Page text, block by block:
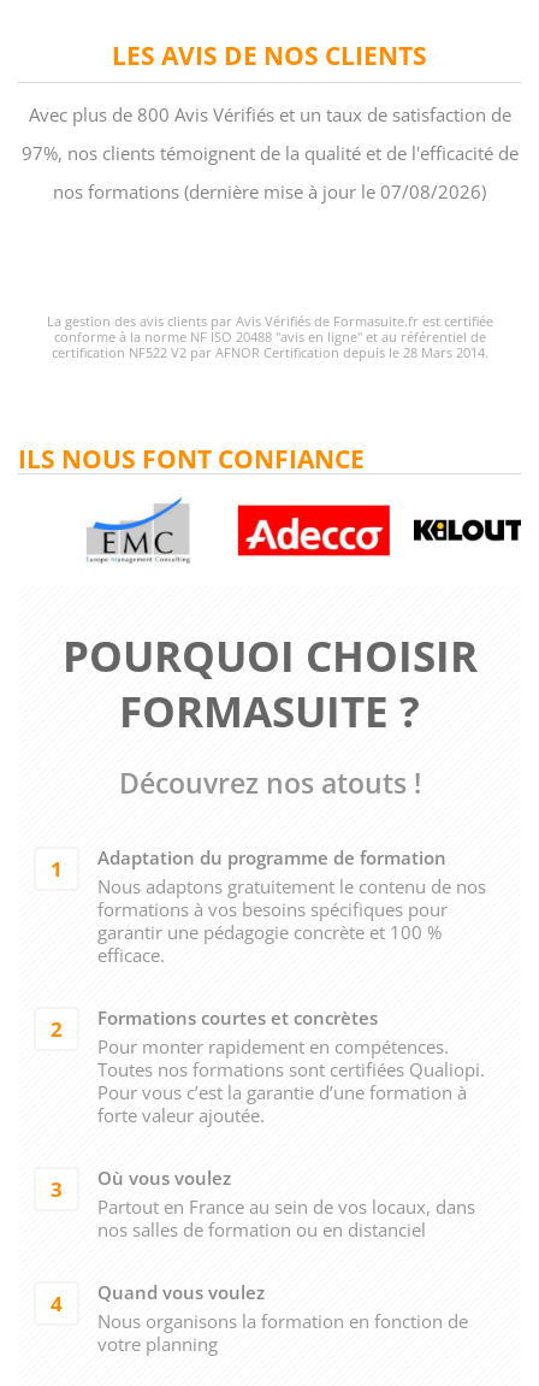
LES AVIS DE NOS CLIENTS
Avec plus de 800 Avis Vérifiés et un taux de satisfaction de
97%, nos clients témoignent de la qualité et de l'efficacité de
nos formations (dernière mise à jour le 07/08/2026)
La gestion des avis clients par Avis Vérifiés de Formasuite.fr est certifiée
conforme à la norme NF ISO 20488 "avis en ligne" et au référentiel de
certification NF522 V2 par AFNOR Certification depuis le 28 Mars 2014.
POURQUOI CHOISIR
FORMASUITE ?
Découvrez nos atouts !
1
Adaptation du programme de formation
Nous adaptons gratuitement le contenu de nos
formations à vos besoins spécifiques pour
garantir une pédagogie concrète et 100 %
efficace.
2
Formations courtes et concrètes
Pour monter rapidement en compétences.
Toutes nos formations sont certifiées Qualiopi.
Pour vous c’est la garantie d’une formation à
forte valeur ajoutée.
3
Où vous voulez
Partout en France au sein de vos locaux, dans
nos salles de formation ou en distanciel
4
Quand vous voulez
Nous organisons la formation en fonction de
votre planning
ILS NOUS FONT CONFIANCE